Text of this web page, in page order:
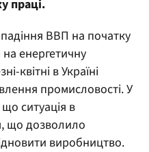
праці.
падіння ВВП на початку
на енергетичну
квітні в Україні
промисловості. У
ситуація в
що дозволило
виробництво.